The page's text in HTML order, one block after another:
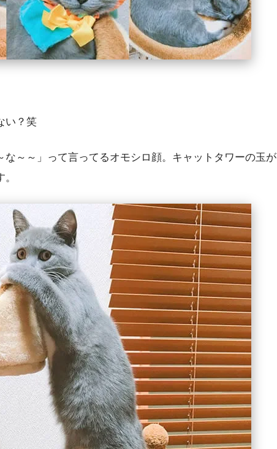
い？笑
～～」って言ってるオモシロ顔。キャットタワーの玉が